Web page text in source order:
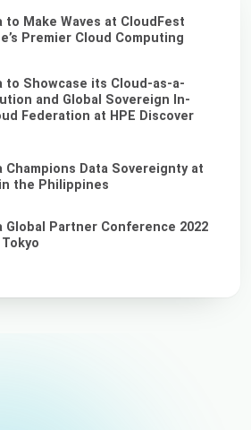
to Make Waves at CloudFest
Premier Cloud Computing
to Showcase its Cloud-as-a-
and Global Sovereign In-
Federation at HPE Discover
Champions Data Sovereignty at
the Philippines
Global Partner Conference 2022